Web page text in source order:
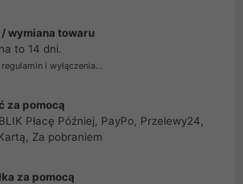
wymiana towaru
to 14 dni.
i wyłączenia...
za pomocą
Płacę Później, PayPo, Przelewy24,
Za pobraniem
za pomocą